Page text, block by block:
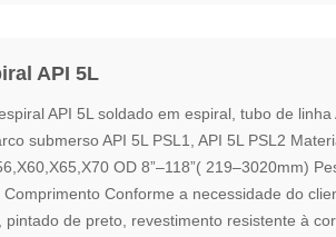
API 5L
API 5L soldado em espiral, tubo de linha
submerso API 5L PSL1, API 5L PSL2
OD 8”–118”( 219–3020mm)
Conforme a necessidade do
de preto, revestimento resistente à